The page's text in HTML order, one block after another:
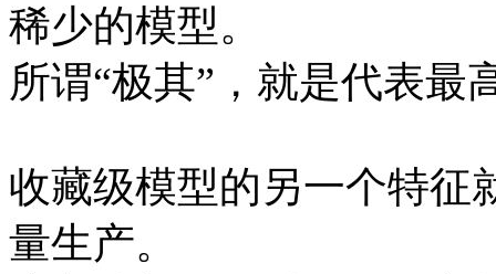
稀少的模型。
所谓“极其”，就是代表最
收藏级模型的另一个特征
量生产。